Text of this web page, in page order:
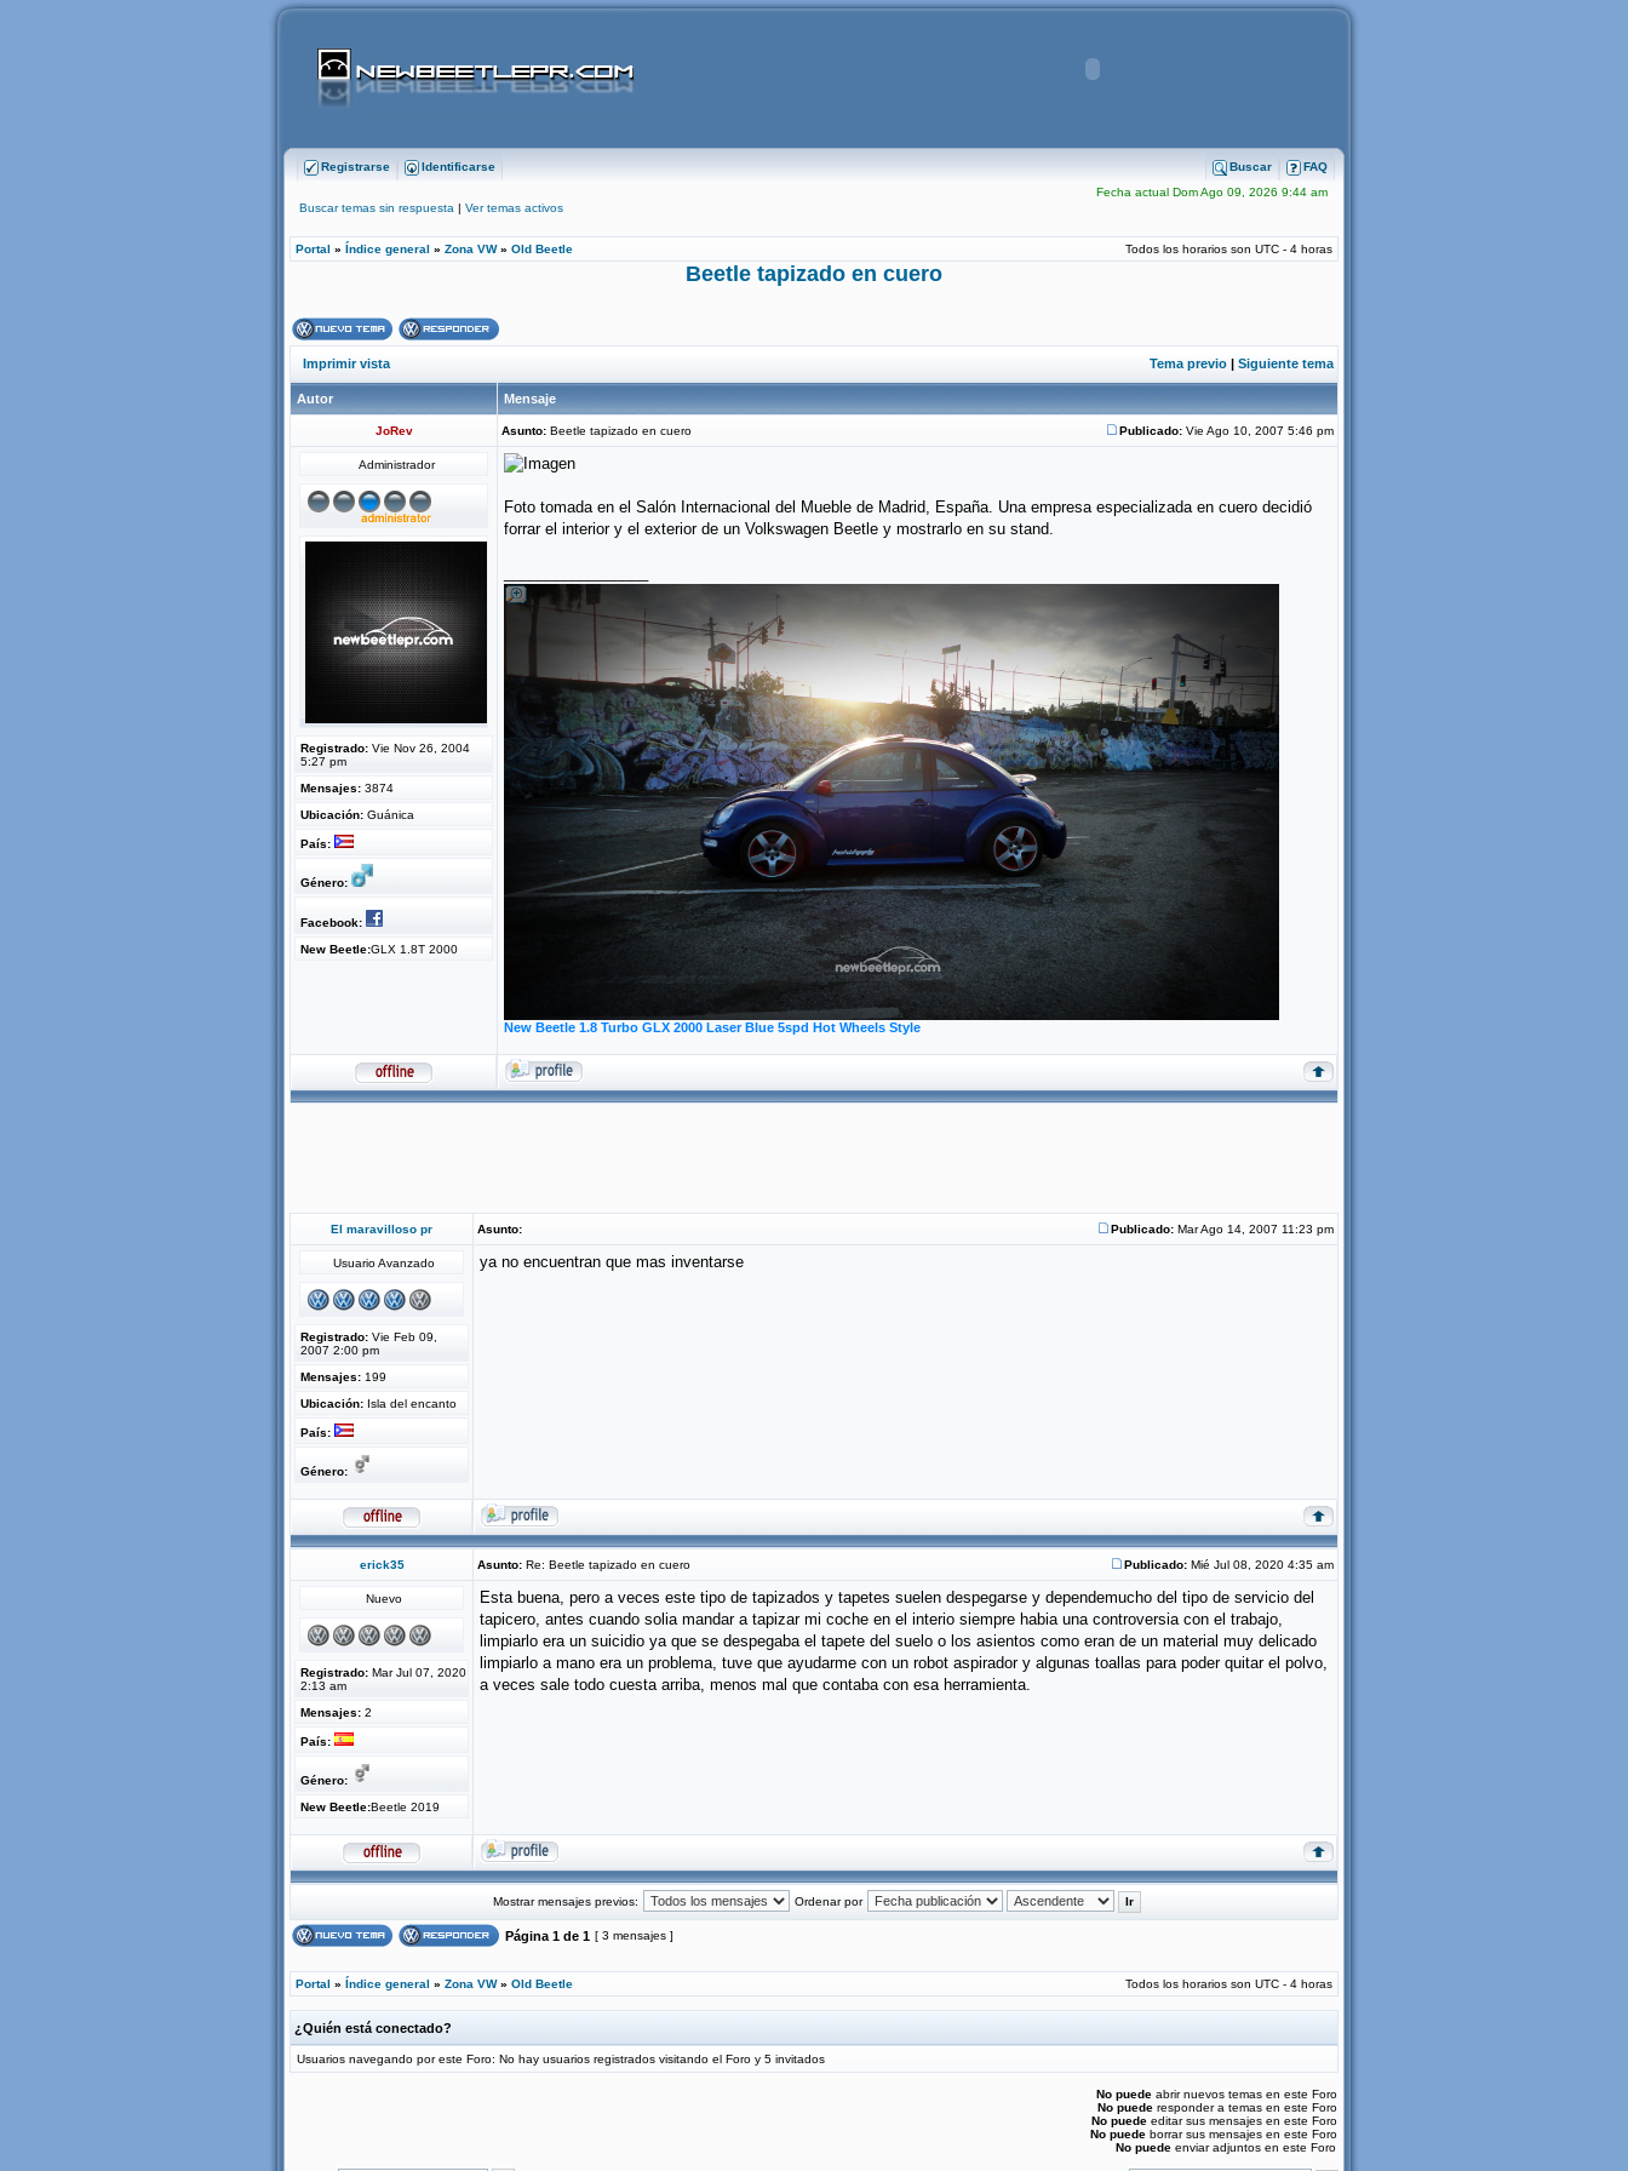
Registrarse Identificarse FAQ
Buscar
Fecha actual Dom Ago 09, 2026 9:44 am
Buscar temas sin respuesta | Ver temas activos
Portal » Índice general » Zona VW» Old Beetle Todos los horarios son UTC - 4 horas
Beetle tapizado en cuero
Imprimir vista Tema previo | Siguiente tema
Autor Mensaje
JoRev Asunto: Beetle tapizado en cuero Publicado: Vie Ago 10, 2007 5:46 pm
Administrador
Registrado: Vie Nov 26, 2004
5:27 pm
Mensajes: 3874
Ubicación: Guánica
País:
Género:
Facebook:
New Beetle:GLX 1.8T 2000
Foto tomada en el Salón Internacional del Mueble de Madrid, España. Una empresa especializada en cuero decidió
forrar el interior y el exterior de un Volkswagen Beetle y mostrarlo en su stand.
New Beetle 1.8 Turbo GLX 2000 Laser Blue 5spd Hot Wheels Style
El maravilloso pr Asunto: Publicado: Mar Ago 14, 2007 11:23 pm
Usuario Avanzado
Registrado: Vie Feb 09,
2007 2:00 pm
Mensajes: 199
Ubicación: Isla del encanto
País:
Género:
ya no encuentran que mas inventarse
erick35 Asunto: Re: Beetle tapizado en cuero Publicado: Mié Jul 08, 2020 4:35 am
Nuevo
Registrado: Mar Jul 07, 2020
2:13 am
Mensajes: 2
País:
Género:
New Beetle:Beetle 2019
Esta buena, pero a veces este tipo de tapizados y tapetes suelen despegarse y dependemucho del tipo de servicio del
tapicero, antes cuando solia mandar a tapizar mi coche en el interio siempre habia una controversia con el trabajo,
limpiarlo era un suicidio ya que se despegaba el tapete del suelo o los asientos como eran de un material muy delicado
limpiarlo a mano era un problema, tuve que ayudarme con un robot aspirador y algunas toallas para poder quitar el polvo,
a veces sale todo cuesta arriba, menos mal que contaba con esa herramienta.
Mostrar mensajes previos: Ordenar por
Página 1 de 1 [ 3 mensajes ]
Portal » Índice general » Zona VW» Old Beetle Todos los horarios son UTC - 4 horas
¿Quién está conectado?
Usuarios navegando por este Foro: No hay usuarios registrados visitando el Foro y 5 invitados
No puede abrir nuevos temas en este Foro
No puede responder a temas en este Foro
No puede editar sus mensajes en este Foro
No puede borrar sus mensajes en este Foro
No puede enviar adjuntos en este Foro